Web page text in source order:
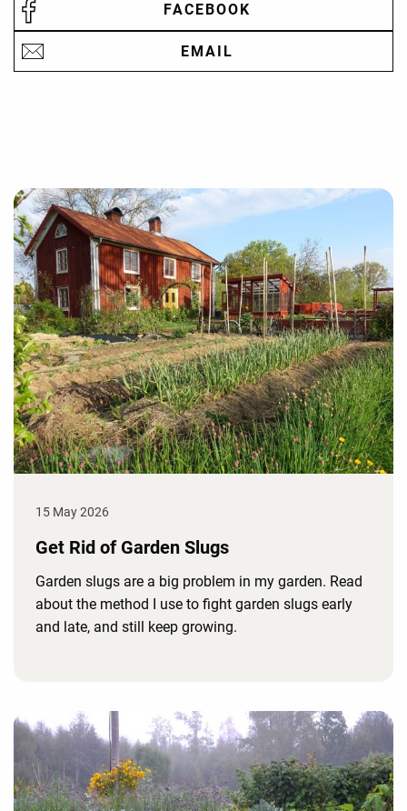
FACEBOOK
EMAIL
15 May 2026
Get Rid of Garden Slugs
Garden slugs are a big problem in my garden. Read
about the method I use to fight garden slugs early
and late, and still keep growing.